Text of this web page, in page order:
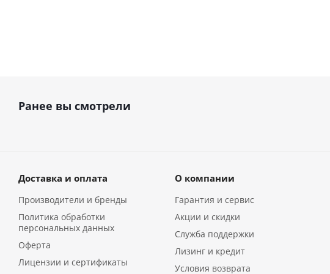
Ранее вы смотрели
Доставка и оплата
Производители и бренды
Политика обработки
персональных данных
Оферта
Лицензии и сертификаты
О компании
Гарантия и сервис
Акции и скидки
Служба поддержки
Лизинг и кредит
Условия возврата